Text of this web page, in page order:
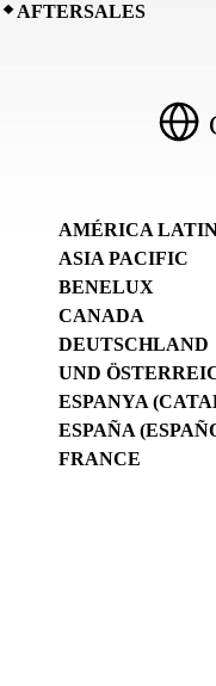
AFTERSALES
AMÉRICA
ASIA PACIFIC
BENELUX
CANADA
DEUTSCHLAND
UND
ESPANYA
ESPAÑA
FRANCE